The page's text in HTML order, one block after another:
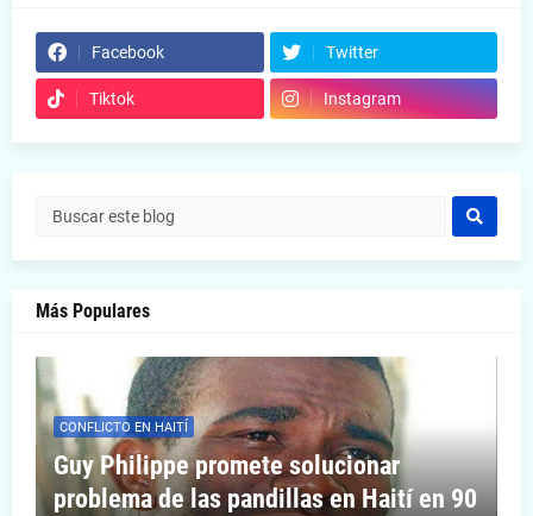
Facebook Twitter
Tiktok Instagram
Más Populares
CONFLICTO EN HAITÍ
Guy Philippe promete solucionar
problema de las pandillas en Haití en 90